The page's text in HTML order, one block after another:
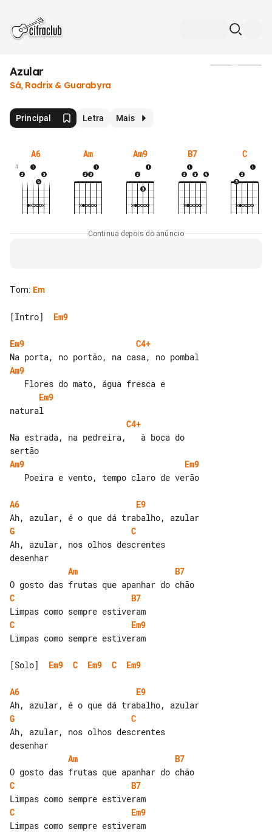
Azular
Sá, Rodrix & Guarabyra
Principal Letra Mais
A6
4
Am Am9 B7 C
Continua depois do anúncio
Tom: Em
[Intro] Em9
Em9
C4+
Am9
Em9
C4+
Na estrada, na pedreira,   à boca do
Am9
Em9
A6
E9
G
C
Ah, azular, nos olhos descrentes
Am
B7
C
B7
C
Em9
Limpas como sempre estiveram
[Solo] Em9 C Em9 C Em9
A6
E9
G
C
Ah, azular, nos olhos descrentes
Am
B7
C
B7
C
Em9
Limpas como sempre estiveram